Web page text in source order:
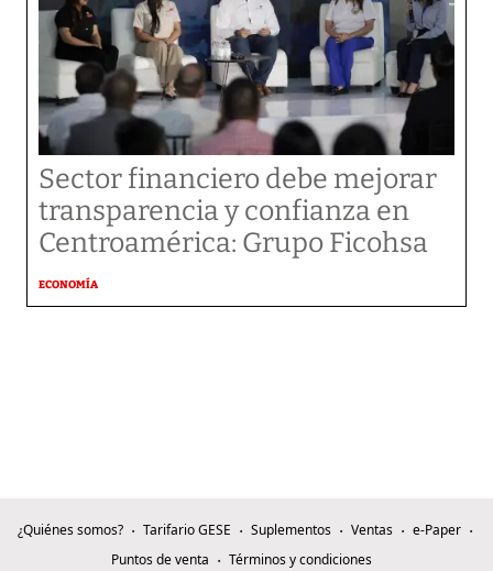
Sector financiero debe mejorar
transparencia y confianza en
Centroamérica: Grupo Ficohsa
ECONOMÍA
¿Quiénes somos? Tarifario GESE Suplementos Ventas
e-Paper
Puntos de venta
Términos y condiciones